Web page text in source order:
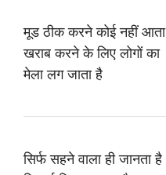
मूड ठीक करने कोई नहीं आता
खराब करने के लिए लोगों का
मेला लग जाता है
सिर्फ सहने वाला ही जानता है